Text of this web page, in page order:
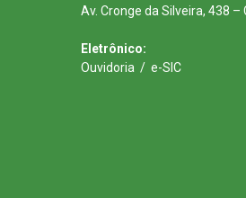
Av. Cronge da Silveira, 438
Eletrônico:
Ouvidoria / e-SIC